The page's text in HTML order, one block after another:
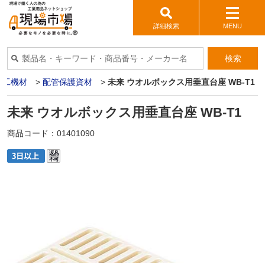
詳細検索 MENU
検索
工機材 > 配管保護資材 > 未来 ウオルボックス用垂直台座 WB-T1
未来 ウオルボックス用垂直台座 WB-T1
商品コード： 01401090